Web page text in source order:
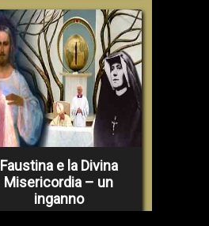
Faustina e la Divina
Misericordia – un
inganno